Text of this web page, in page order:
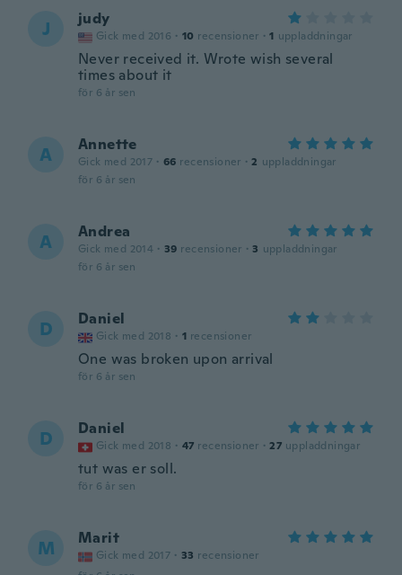
J judy
Gick med 2016 · 10 recensioner · 1 uppladdningar
Never received it. Wrote wish several
times about it
för 6 år sen
A Annette
Gick med 2017 · 66 recensioner · 2 uppladdningar
för 6 år sen
A Andrea
Gick med 2014 · 39 recensioner · 3 uppladdningar
för 6 år sen
D Daniel
Gick med 2018 · 1 recensioner
One was broken upon arrival
för 6 år sen
D Daniel
Gick med 2018 · 47 recensioner · 27 uppladdningar
tut was er soll.
för 6 år sen
M Marit
Gick med 2017 · 33 recensioner